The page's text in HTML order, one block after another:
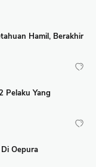
Hamil, Berakhir
Pelaku Yang
Oepura